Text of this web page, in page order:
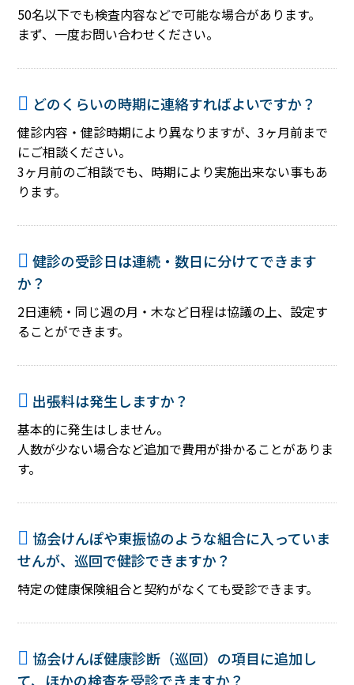
50名以下でも検査内容などで可能な場合があります。
まず、一度お問い合わせください。
どのくらいの時期に連絡すればよいですか？
健診内容・健診時期により異なりますが、3ヶ月前まで
にご相談ください。
3ヶ月前のご相談でも、時期により実施出来ない事もあ
ります。
健診の受診日は連続・数日に分けてできます
か？
2日連続・同じ週の月・木など日程は協議の上、設定す
ることができます。
出張料は発生しますか？
基本的に発生はしません。
人数が少ない場合など追加で費用が掛かることがありま
す。
協会けんぽや東振協のような組合に入っていま
せんが、巡回で健診できますか？
特定の健康保険組合と契約がなくても受診できます。
協会けんぽ健康診断（巡回）の項目に追加し
て、ほかの検査を受診できますか？